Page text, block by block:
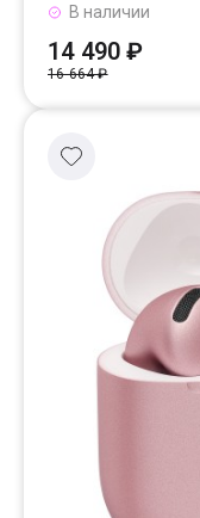
В наличии
14 490 ₽
16 664 ₽